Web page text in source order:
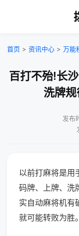
首页 > 资讯中心 > 万能
百打不殆!长
洗牌
发布
以前打麻将是用
码牌、上牌、洗
实自动麻将机有
就可能转败为胜。